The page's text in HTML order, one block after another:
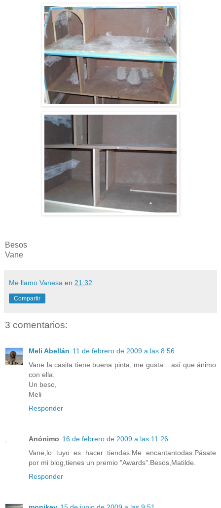
Besos
Vane
Me llamo Vanesa en 21:32
Compartir
3 comentarios:
Meli Abellán 11 de febrero de 2009 a las 8:56
Vane la casita tiene buena pinta, me gusta... así que ánimo
con ella.
Un beso,
Meli
Responder
Anónimo 16 de febrero de 2009 a las 11:26
Vane,lo tuyo es hacer tiendas.Me encantantodas.Pásate
por mi blog,tienes un premio "Awards".Besos,Matilde.
Responder